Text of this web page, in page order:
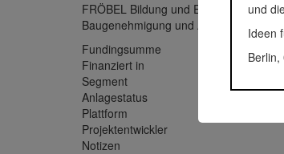
FRÖBEL Bildung und Erziehung
Baugenehmigung und Abschluss des
Fundingsumme
Finanziert in
Segment
Anlagestatus
Plattform
Projektentwickler
Notizen
und
Ideen
Berlin,